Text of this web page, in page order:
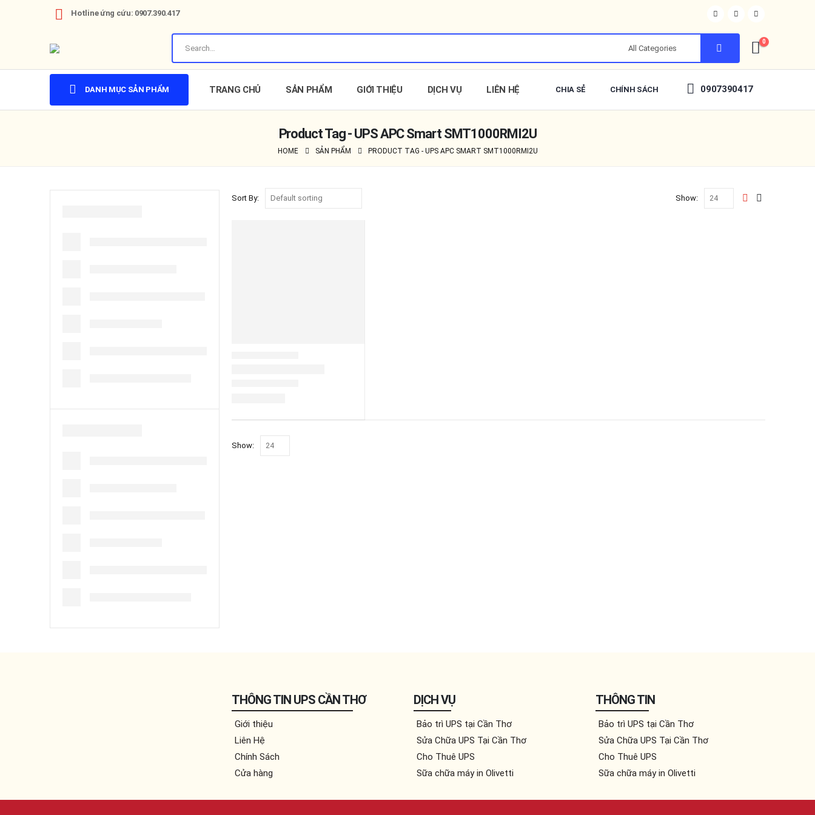
Hotline ứng cứu: 0907.390.417
0
DANH MỤC SẢN PHẨM TRANG CHỦ SẢN PHẨM GIỚI THIỆU DỊCH VỤ LIÊN HỆ CHIA SẺ CHÍNH SÁCH 0907390417
Product Tag - UPS APC Smart SMT1000RMI2U
HOME SẢN PHẨM PRODUCT TAG - UPS APC SMART SMT1000RMI2U
Sort By: Show:
Show:
THÔNG TIN UPS CẦN THƠ
Giới thiệu
Liên Hệ
Chính Sách
Cửa hàng
DỊCH VỤ
Bảo trì UPS tại Cần Thơ
Sửa Chữa UPS Tại Cần Thơ
Cho Thuê UPS
Sữa chữa máy in Olivetti
THÔNG TIN
Bảo trì UPS tại Cần Thơ
Sửa Chữa UPS Tại Cần Thơ
Cho Thuê UPS
Sữa chữa máy in Olivetti